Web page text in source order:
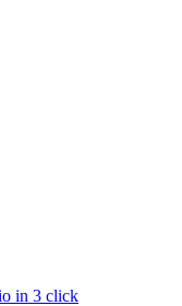
in 3 click